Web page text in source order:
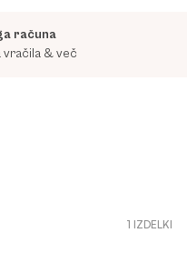
računa
vračila & več
1 IZDELKI